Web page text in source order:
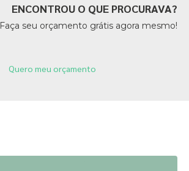
ENCONTROU O QUE PROCURAVA?
Faça seu orçamento grátis agora mesmo!
Quero meu orçamento